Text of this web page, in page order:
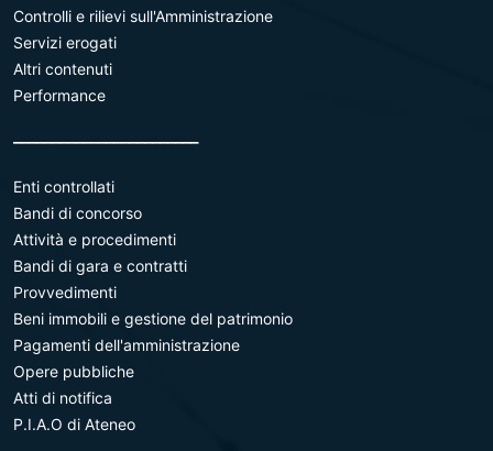
Controlli e rilievi sull'Amministrazione
Servizi erogati
Altri contenuti
Performance
Enti controllati
Bandi di concorso
Attività e procedimenti
Bandi di gara e contratti
Provvedimenti
Beni immobili e gestione del patrimonio
Pagamenti dell'amministrazione
Opere pubbliche
Atti di notifica
P.I.A.O di Ateneo